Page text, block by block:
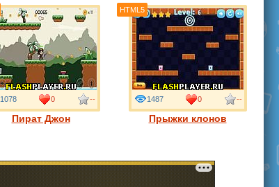
Пират Джон
1078 0 --
Прыжки клонов
1487 0 --
HTML5